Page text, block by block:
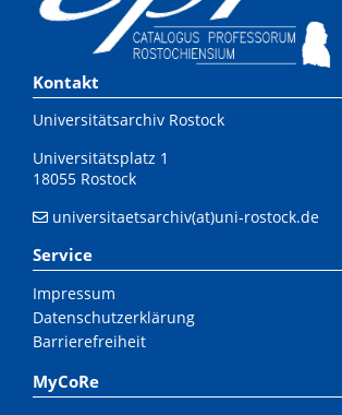
Kontakt
Universitätsarchiv Rostock
Universitätsplatz 1
18055 Rostock
universitaetsarchiv(at)uni-rostock.de
Service
Impressum
Datenschutzerklärung
Barrierefreiheit
MyCoRe